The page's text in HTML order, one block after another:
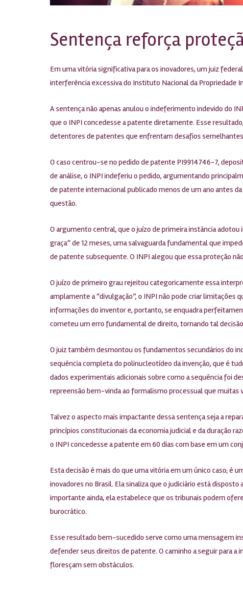
Sentença reforça
Em uma vitória significativa para os inovadores, um juiz
interferência excessiva do Instituto Nacional da Propriedade
A sentença não apenas anulou o indeferimento indevido do
que o INPI concedesse a patente diretamente. Esse
detentores de patentes que enfrentam desafios
O caso centrou-se no pedido de patente PI9914746-7,
de análise, o INPI indeferiu o pedido, argumentando
de patente internacional publicado menos de um ano antes
questão.
O argumento central, que o juízo de primeira instância
graça” de 12 meses, uma salvaguarda fundamental que
de patente subsequente. O INPI alegou que essa proteção
O juízo de primeiro grau rejeitou categoricamente essa
amplamente a “divulgação”, o INPI não pode criar
informações do inventor e, portanto, se enquadra
cometeu um erro fundamental de direito, tornando tal
O juiz também desmontou os fundamentos secundários do
sequência completa do polinucleotídeo da invenção, que é
dados experimentais adicionais sobre como a sequência foi
repreensão bem-vinda ao formalismo processual que muitas
Talvez o aspecto mais impactante dessa sentença seja a
princípios constitucionais da economia judicial e da duração
o INPI concedesse a patente em 60 dias com base em um
Esta decisão é mais do que uma vitória em um único caso; é
inovadores no Brasil. Ela sinaliza que o judiciário está
importante ainda, ela estabelece que os tribunais podem
burocrático.
Esse resultado bem-sucedido serve como uma mensagem
defender seus direitos de patente. O caminho a seguir para a
floresçam sem obstáculos.